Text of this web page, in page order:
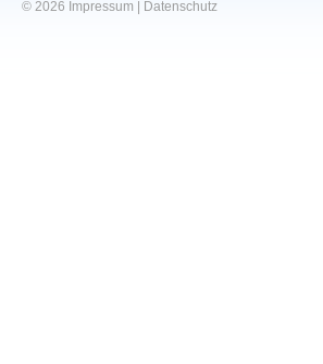
© 2026 Impressum Datenschutz